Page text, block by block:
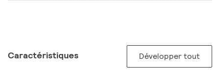
Caractéristiques Développer tout